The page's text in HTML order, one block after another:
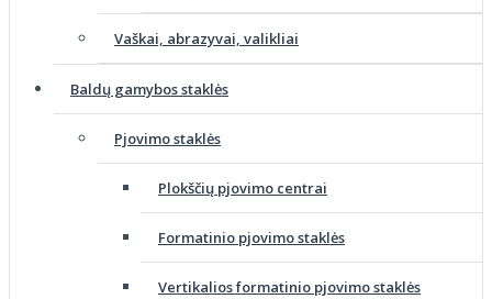
Vaškai, abrazyvai, valikliai
Baldų gamybos staklės
Pjovimo staklės
Plokščių pjovimo centrai
Formatinio pjovimo staklės
Vertikalios formatinio pjovimo staklės